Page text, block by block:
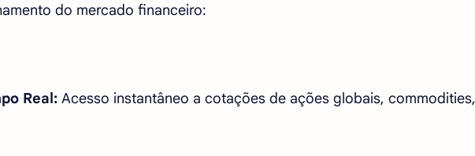
do mercado financeiro:
Real: Acesso instantâneo a cotações de ações globais, commodities,